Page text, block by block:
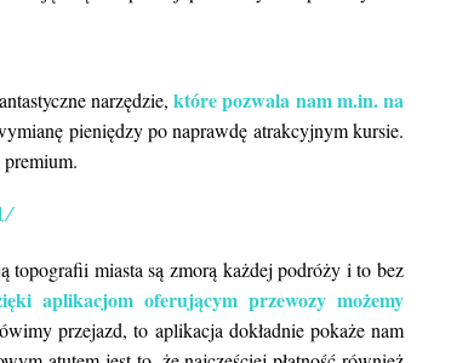
narzędzie,które pozwala nam m.in. na
pieniędzy po naprawdę atrakcyjnym kursie.
topografii miasta są zmorą każdej podróży i to bez
aplikacjom oferującym przewozy możemy
przejazd, to aplikacja dokładnie pokaże nam